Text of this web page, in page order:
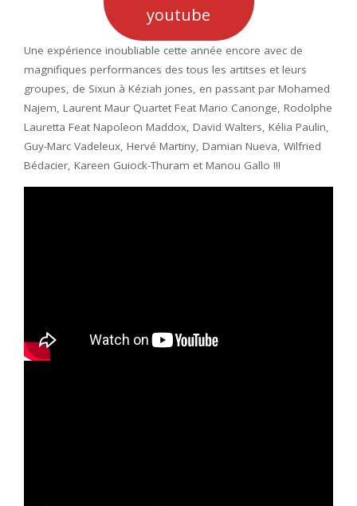
youtube
Une expérience inoubliable cette année encore avec de
magnifiques performances des tous les artitses et leurs
groupes, de Sixun à Kéziah jones, en passant par Mohamed
Najem, Laurent Maur Quartet Feat Mario Canonge, Rodolphe
Lauretta Feat Napoleon Maddox, David Walters, Kélia Paulin,
Guy-Marc Vadeleux, Hervé Martiny, Damian Nueva, Wilfried
Bédacier, Kareen Guiock-Thuram et Manou Gallo !!!